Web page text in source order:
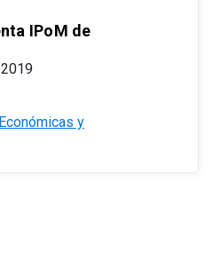
IPoM de
y